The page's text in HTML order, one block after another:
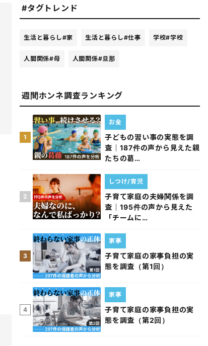
#タグトレンド
生活と暮らし#家 生活と暮らし#仕事 学校#学校
人間関係#母 人間関係#旦那
週間ホンネ調査ランキング
1
子どもの習い事の実態を調
査｜187件の声から見えた親
たちの葛…
お金
2
子育て家庭の夫婦関係を調
査｜195件の声から見えた
「チームに…
しつけ/育児
3
子育て家庭の家事負担の実
態を調査（第1回）
家事
4
子育て家庭の家事負担の実
態を調査（第2回）
家事